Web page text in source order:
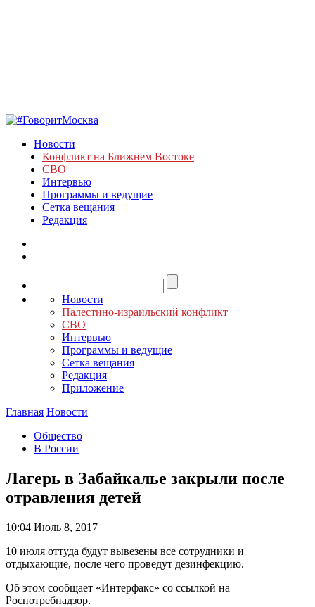
Новости
Конфликт на Ближнем Востоке
СВО
Интервью
Программы и ведущие
Сетка вещания
Редакция
Новости
Палестино-израильский конфликт
СВО
Интервью
Программы и ведущие
Сетка вещания
Редакция
Приложение
Главная Новости
Общество
В России
Лагерь в Забайкалье закрыли после
отравления детей
10:04 Июль 8, 2017
10 июля оттуда будут вывезены все сотрудники и
отдыхающие, после чего проведут дезинфекцию.
Об этом сообщает «Интерфакс» со ссылкой на
Роспотребнадзор.